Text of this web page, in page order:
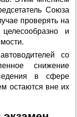
Союза
проверять на
и
со
снижение
в сфере
остаются вне их